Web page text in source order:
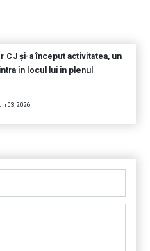
CJ și-a început activitatea, un
în locul lui în plenul
03, 2026